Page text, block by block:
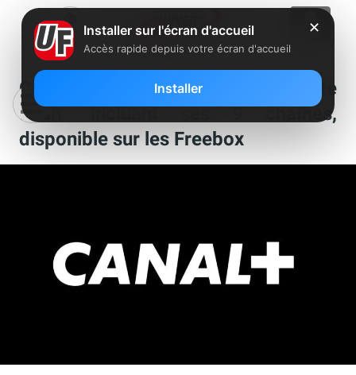
Canal+ lance une nouvelle “vente
flash” incluant ses 9 chaînes,
disponible sur les Freebox
✕
Installer sur l'écran d'accueil
Accès rapide depuis votre écran d'accueil
Installer